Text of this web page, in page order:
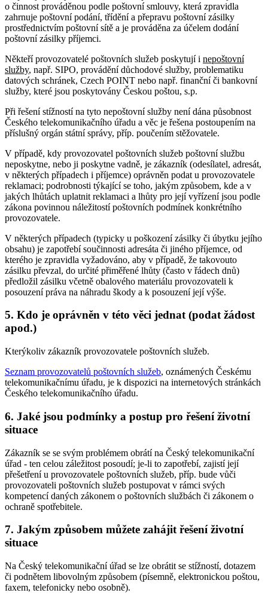
o činnost prováděnou podle poštovní smlouvy, která zpravidla
zahrnuje poštovní podání, třídění a přepravu poštovní zásilky
prostřednictvím poštovní sítě a je prováděna za účelem dodání
poštovní zásilky příjemci.
Někteří provozovatelé poštovních služeb poskytují i nepoštovní
služby, např. SIPO, provádění důchodové služby, problematiku
datových schránek, Czech POINT nebo např. finanční či bankovní
služby, které jsou poskytovány Českou poštou, s.p.
Při řešení stížností na tyto nepoštovní služby není dána působnost
Českého telekomunikačního úřadu a věc je řešena postoupením na
příslušný orgán státní správy, příp. poučením stěžovatele.
V případě, kdy provozovatel poštovních služeb poštovní službu
neposkytne, nebo ji poskytne vadně, je zákazník (odesílatel, adresát,
v některých případech i příjemce) oprávněn podat u provozovatele
reklamaci; podrobnosti týkající se toho, jakým způsobem, kde a v
jakých lhůtách uplatnit reklamaci a lhůty pro její vyřízení jsou podle
zákona povinnou náležitostí poštovních podmínek konkrétního
provozovatele.
V některých případech (typicky u poškození zásilky či úbytku jejího
obsahu) je zapotřebí součinnosti adresáta či jiného příjemce, od
kterého je zpravidla vyžadováno, aby v případě, že takovouto
zásilku převzal, do určité přiměřené lhůty (často v řádech dnů)
předložil zásilku včetně obalového materiálu provozovateli k
posouzení práva na náhradu škody a k posouzení její výše.
5. Kdo je oprávněn v této věci jednat (podat žádost
apod.)
Kterýkoliv zákazník provozovatele poštovních služeb.
Seznam provozovatelů poštovních služeb, oznámených Českému
telekomunikačnímu úřadu, je k dispozici na internetových stránkách
Českého telekomunikačního úřadu.
6. Jaké jsou podmínky a postup pro řešení životní
situace
Zákazník se se svým problémem obrátí na Český telekomunikační
úřad - ten celou záležitost posoudí; je-li to zapotřebí, zajistí její
přešetření u provozovatele poštovních služeb, příp. bude vůči
provozovateli poštovních služeb postupovat v rámci svých
kompetencí daných zákonem o poštovních službách či zákonem o
ochraně spotřebitele.
7. Jakým způsobem můžete zahájit řešení životní
situace
Na Český telekomunikační úřad se lze obrátit se stížností, dotazem
či podnětem libovolným způsobem (písemně, elektronickou poštou,
faxem, telefonicky nebo osobně).